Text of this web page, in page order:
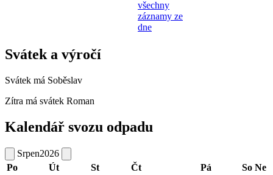
všechny
záznamy ze
dne
Svátek a výročí
Svátek má Soběslav
Zítra má svátek Roman
Kalendář svozu odpadu
Srpen2026
Po
Út St Čt Pá So Ne